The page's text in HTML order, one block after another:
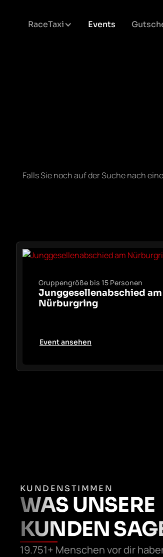
RaceTaxi Events
Falls Sie noch auf der Suche nach
Gruppengröße bis 15 Personen
Junggesellen­abschied am
Nürburg­ring
Event ansehen
KUNDENSTIMMEN
WAS UNSERE
KUNDEN
19.751+ Menschen vor dir